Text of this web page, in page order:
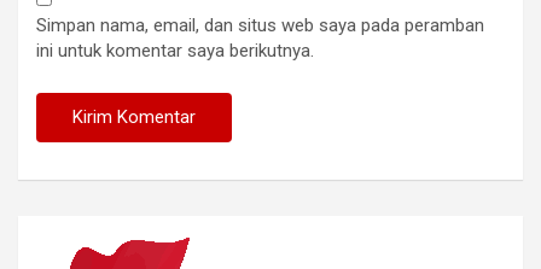
Simpan nama, email, dan situs web saya pada peramban
ini untuk komentar saya berikutnya.